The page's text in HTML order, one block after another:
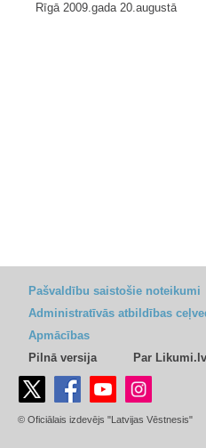
Rīgā 2009.gada 20.augustā
Pašvaldību saistošie noteikumi
Administratīvās atbildības
Apmācības
Pilnā versija
Par Likumi.lv
© Oficiālais izdevējs "Latvijas Vēstnesis"